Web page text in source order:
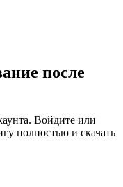
после
Войдите или
полностью и скачать